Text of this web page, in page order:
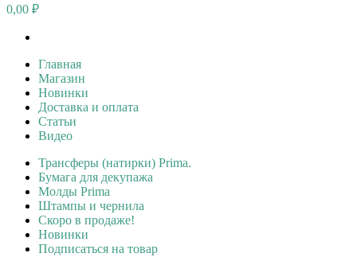
0,00 ₽
Главная
Магазин
Новинки
Доставка и оплата
Статьи
Видео
Трансферы (натирки) Prima.
Бумага для декупажа
Молды Prima
Штампы и чернила
Скоро в продаже!
Новинки
Подписаться на товар